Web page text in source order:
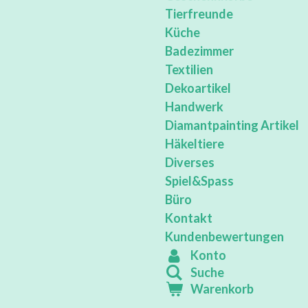
Tierfreunde
Küche
Badezimmer
Textilien
Dekoartikel
Handwerk
Diamantpainting Artikel
Häkeltiere
Diverses
Spiel&Spass
Büro
Kontakt
Kundenbewertungen
Konto
Suche
Warenkorb